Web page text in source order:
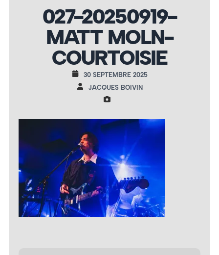
027-20250919-
MATT MOLN-
COURTOISIE
30 SEPTEMBRE 2025
JACQUES BOIVIN